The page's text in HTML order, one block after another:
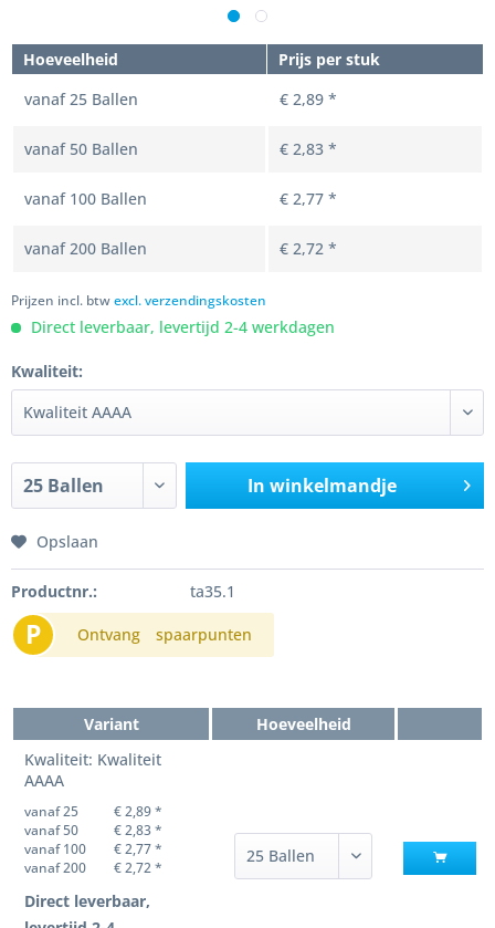
Hoeveelheid
Prijs per stuk
vanaf25 Ballen € 2,89 *
vanaf 50 Ballen € 2,83 *
vanaf 100 Ballen € 2,77 *
vanaf200 Ballen € 2,72 *
Prijzen incl. btwexcl. verzendingskosten
Direct leverbaar, levertijd 2-4 werkdagen
Kwaliteit:
In winkelmandje
Opslaan
Productnr.: ta35.1
P Ontvang spaarpunten
Variant
Hoeveelheid
Kwaliteit: Kwaliteit
AAAA
vanaf 25
€ 2,89 *
vanaf 50
€ 2,83 *
vanaf 100
€ 2,77 *
vanaf 200
€ 2,72 *
Direct leverbaar,